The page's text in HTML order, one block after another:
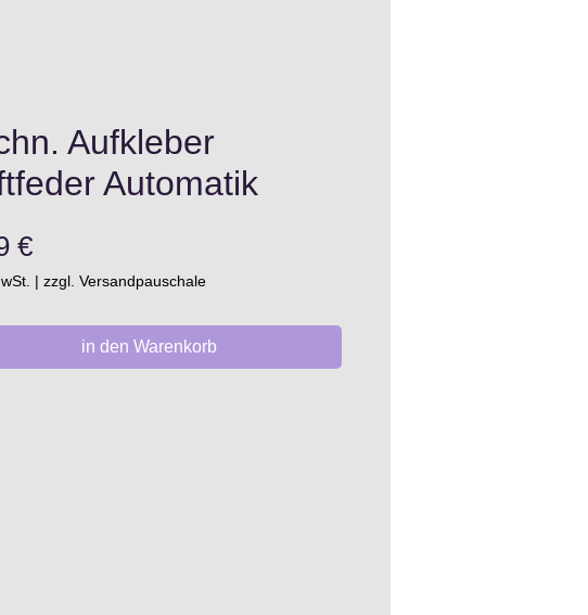
Aufkleber
Automatik
€Preis
| zzgl. Versandpauschale
in den Warenkorb